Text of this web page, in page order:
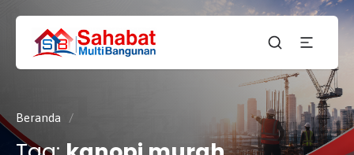
CV.
SAHABAT
MULTI
BANGUNAN
Sahabat
Pembangunan Anda
Beranda /